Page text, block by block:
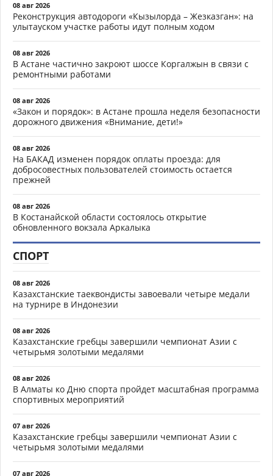
08 авг 2026
Реконструкция автодороги «Кызылорда – Жезказган»: на
улытауском участке работы идут полным ходом
08 авг 2026
В Астане частично закроют шоссе Коргалжын в связи с
ремонтными работами
08 авг 2026
«Закон и порядок»: в Астане прошла неделя безопасности
дорожного движения «Внимание, дети!»
08 авг 2026
На БАКАД изменен порядок оплаты проезда: для
добросовестных пользователей стоимость остается
прежней
08 авг 2026
В Костанайской области состоялось открытие
обновленного вокзала Аркалыка
СПОРТ
08 авг 2026
Казахстанские таеквондисты завоевали четыре медали
на турнире в Индонезии
08 авг 2026
Казахстанские гребцы завершили чемпионат Азии с
четырьмя золотыми медалями
08 авг 2026
В Алматы ко Дню спорта пройдет масштабная программа
спортивных мероприятий
07 авг 2026
Казахстанские гребцы завершили чемпионат Азии с
четырьмя золотыми медалями
07 авг 2026